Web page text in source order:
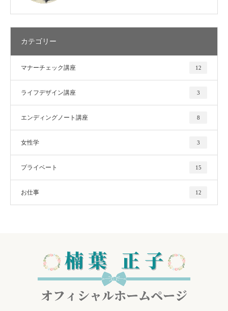
カテゴリー
マナーチェック講座 12
ライフデザイン講座 3
エンディングノート講座 8
女性学 3
プライベート 15
お仕事 12